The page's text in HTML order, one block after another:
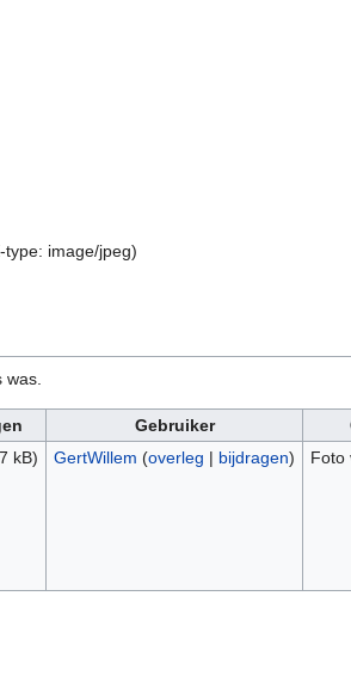
type: image/jpeg)
Gebruiker
kB) GertWillem (overleg | bijdragen) Foto